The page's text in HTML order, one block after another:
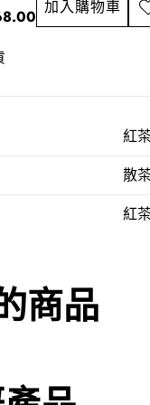
加入購物車
加
入
單
紅
散
紅
商品